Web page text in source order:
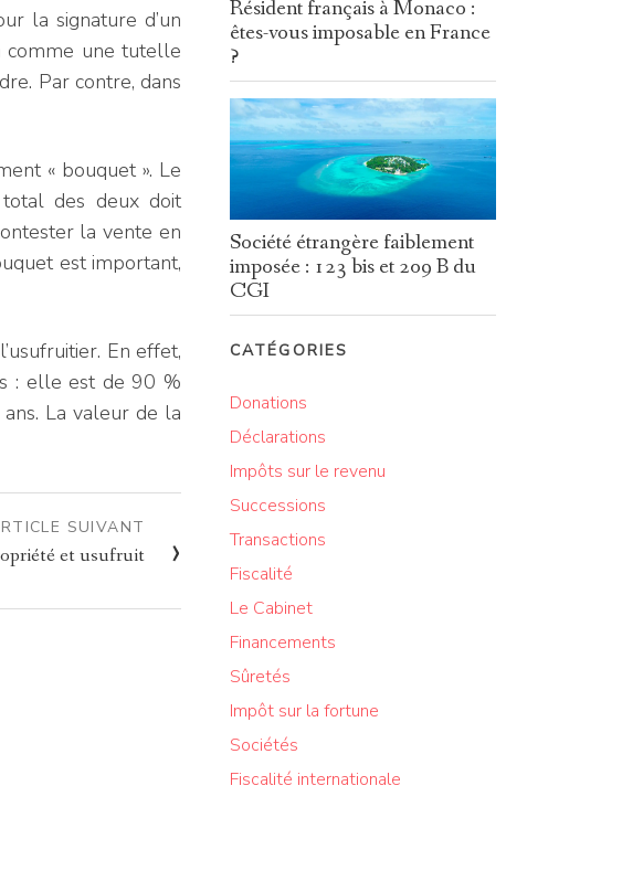
la signature d’un
comme une tutelle
Par contre, dans
« bouquet ». Le
des deux doit
la vente en
est important,
En effet,
: elle est de 90 %
La valeur de la
SUIVANT
et usufruit ›
Résident français à Monaco :
êtes-vous imposable en France
?
Société étrangère faiblement
imposée : 123 bis et 209 B du
CGI
CATÉGORIES
Donations
Déclarations
Impôts sur le revenu
Successions
Transactions
Fiscalité
Le Cabinet
Financements
Sûretés
Impôt sur la fortune
Sociétés
Fiscalité internationale